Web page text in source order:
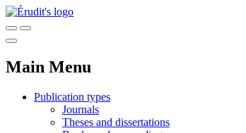
Main Menu
Publication types
Journals
Theses and dissertations